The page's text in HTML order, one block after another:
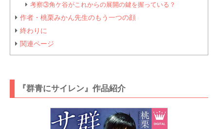
考察③角ケ谷がこれからの展開の鍵を握っている？
作者・桃栗みかん先生のもう一つの顔
終わりに
関連ページ
『群青にサイレン』作品紹介